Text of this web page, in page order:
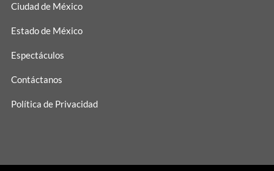
Ciudad de México
Estado de México
Espectáculos
Contáctanos
Política de Privacidad